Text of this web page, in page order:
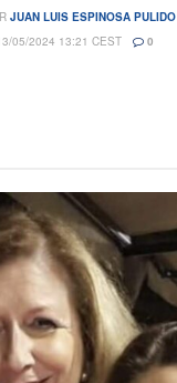
JUAN LUIS ESPINOSA PULIDO
05/2024 13:21 CEST
0